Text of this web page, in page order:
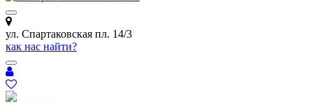
ул. Спартаковская пл. 14/3
как нас найти?